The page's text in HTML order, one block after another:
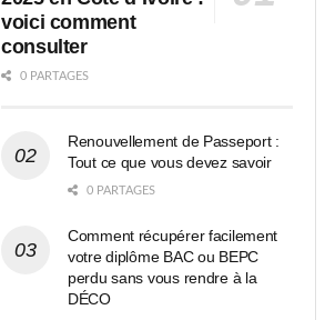
voici comment
consulter
0 PARTAGES
Renouvellement de Passeport :
Tout ce que vous devez savoir
0 PARTAGES
Comment récupérer facilement
votre diplôme BAC ou BEPC
perdu sans vous rendre à la
DÉCO